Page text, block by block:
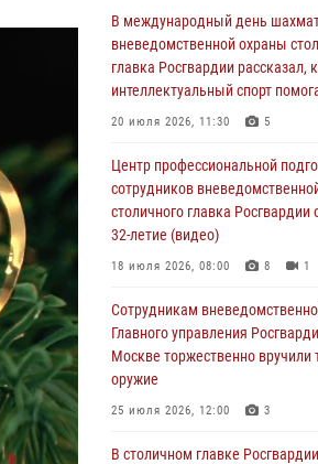
самбо и боевому самбо (ВИДЕО)
04 августа 2026, 14:00 5
В Москве росгвардейцы
подозреваемого в нападении
04 августа 2026, 08:00 1
На востоке Москвы
задержали мужчину,
федеральном розыске (видео)
Московские росгвардейцы
помощь семье, у которой
автомобиль на проезжей части
02 августа 2026, 10:00
Столичные росгвардейцы
В международный день
вневедомственной охраны
главка Росгвардии рассказал,
интеллектуальный спорт
20 июля 2026, 11:30 5
Центр профессиональной
сотрудников
столичного главка Росгвардии
32-летие (видео)
18 июля 2026, 08:00 8 1
Сотрудникам
Главного управления
Москве торжественно вручили
оружие
25 июля 2026, 12:00 3
В столичном главке